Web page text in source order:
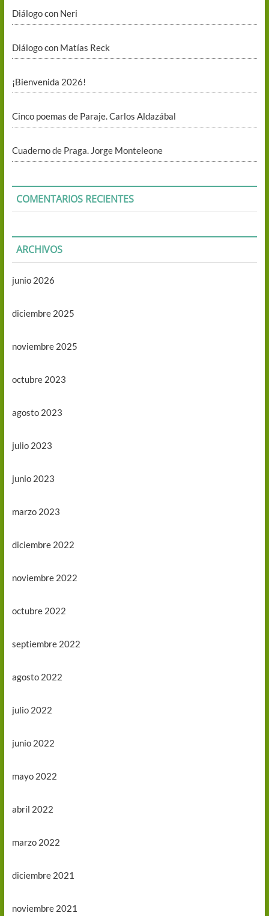
Diálogo con Neri
Diálogo con Matías Reck
¡Bienvenida 2026!
Cinco poemas de Paraje. Carlos Aldazábal
Cuaderno de Praga. Jorge Monteleone
COMENTARIOS RECIENTES
ARCHIVOS
junio 2026
diciembre 2025
noviembre 2025
octubre 2023
agosto 2023
julio 2023
junio 2023
marzo 2023
diciembre 2022
noviembre 2022
octubre 2022
septiembre 2022
agosto 2022
julio 2022
junio 2022
mayo 2022
abril 2022
marzo 2022
diciembre 2021
noviembre 2021